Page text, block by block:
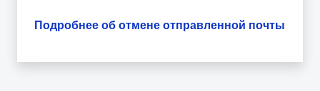
Подробнее об отмене отправленной почты